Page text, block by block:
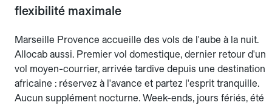
flexibilité maximale
Marseille Provence accueille des vols de l'aube à la nuit.
Allocab aussi. Premier vol domestique, dernier retour d'un
vol moyen-courrier, arrivée tardive depuis une destination
africaine : réservez à l'avance et partez l'esprit tranquille.
Aucun supplément nocturne. Week-ends, jours fériés, été